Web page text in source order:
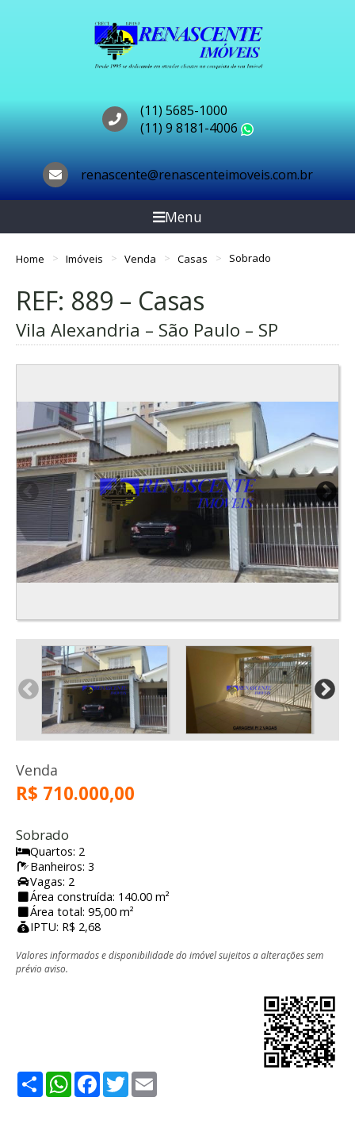
(11) 5685-1000
(11) 9 8181-4006
renascente@renascenteimoveis.com.br
Menu
Home Imóveis Venda Casas Sobrado
REF: 889 – Casas
Vila Alexandria – São Paulo – SP
Venda
R$ 710.000,00
Sobrado
Quartos: 2
Banheiros: 3
Vagas: 2
Área construída: 140.00 m²
Área total: 95,00 m²
IPTU: R$ 2,68
Valores informados e disponibilidade do imóvel sujeitos a alterações sem
prévio aviso.
ShareWhatsApp
Facebook
Twitter